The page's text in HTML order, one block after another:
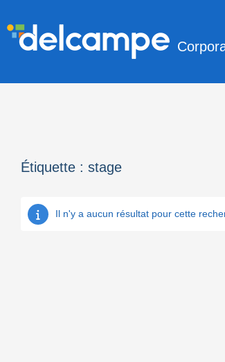
Étiquette : stage
Il n'y a aucun résultat pour cette